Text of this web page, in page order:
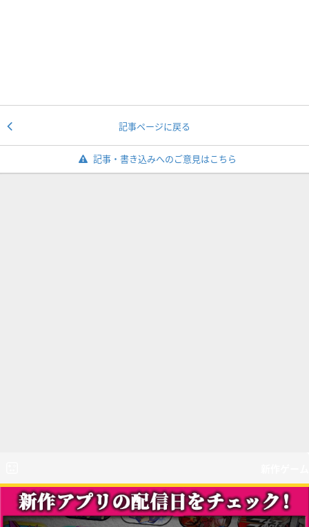
記事ページに戻る
記事・書き込みへのご意見はこちら